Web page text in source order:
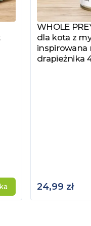
Zobacz
WHOLE
dla kota z
inspirowana
drapieżnika
24,99 zł